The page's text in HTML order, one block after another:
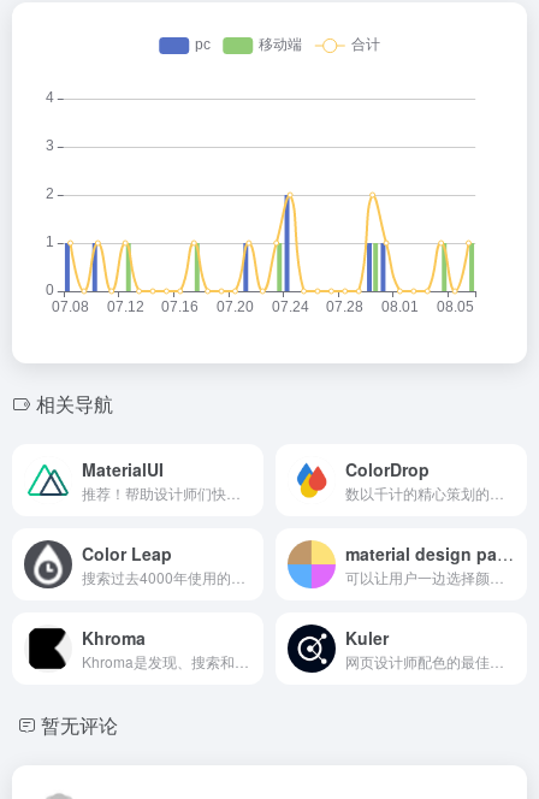
相关导航
MaterialUI ColorDrop
Color Leap material design palette
Khroma Kuler
暂无评论